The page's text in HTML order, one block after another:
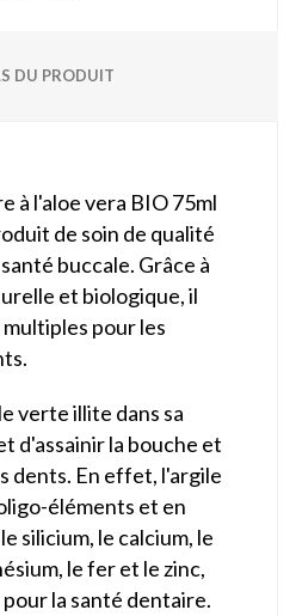
DU PRODUIT
à l'aloe vera BIO 75ml
de soin de qualité
buccale. Grâce à
et biologique, il
pour les
verte illite dans sa
d'assainir la bouche et
dents. En effet, l'argile
éléments et en
silicium, le calcium, le
le fer et le zinc,
la santé dentaire.